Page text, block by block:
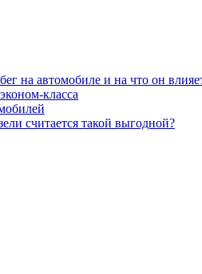
на автомобиле и на что он
класса
считается такой выгодной?